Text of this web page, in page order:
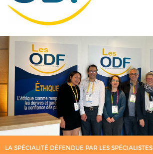
LA SPÉCIALITÉ DÉFENDUE PAR LES SPÉCIALISTES